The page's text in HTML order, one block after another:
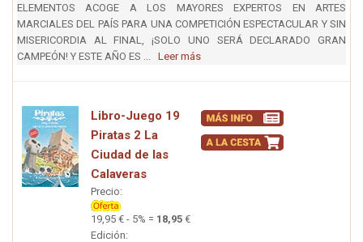
ELEMENTOS ACOGE A LOS MAYORES EXPERTOS EN ARTES
MARCIALES DEL PAÍS PARA UNA COMPETICIÓN ESPECTACULAR Y SIN
MISERICORDIA AL FINAL, ¡SOLO UNO SERÁ DECLARADO GRAN
CAMPEÓN! Y ESTE AÑO ES ... Leer más
Libro-Juego 19
Piratas 2 La
Ciudad de las
Calaveras
Precio:
19,95 € - 5% = 18,95 €
Edición: